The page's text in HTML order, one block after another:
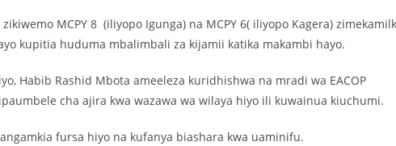
MCPY 8 (iliyopo Igunga) na MCPY 6( iliyopo Kagera)
kupitia huduma mbalimbali za kijamii katika makambi hayo.
Habib Rashid Mbota ameeleza kuridhishwa na mradi wa EACOP
cha ajira kwa wazawa wa wilaya hiyo ili kuwainua kiuchumi.
fursa hiyo na kufanya biashara kwa uaminifu.